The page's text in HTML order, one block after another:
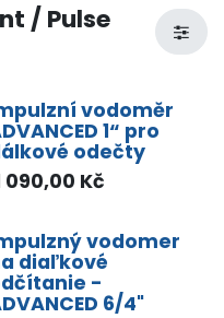
/ Pulse
vodoměr
1“ pro
odečty
090,00 Kč
vodomer
diaľkové
-
6/4"